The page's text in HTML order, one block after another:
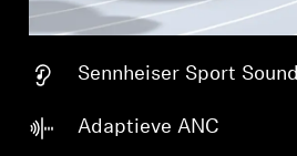
Sennheiser Sport Sound
Adaptieve ANC